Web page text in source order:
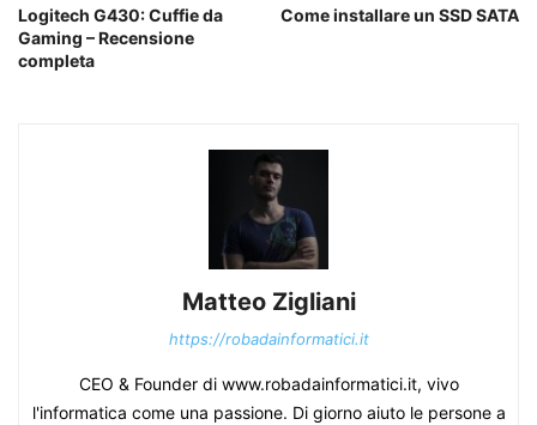
Logitech G430: Cuffie da
Gaming – Recensione
completa
Come installare un SSD SATA
Matteo Zigliani
https://robadainformatici.it
CEO & Founder di www.robadainformatici.it, vivo
l'informatica come una passione. Di giorno aiuto le persone a